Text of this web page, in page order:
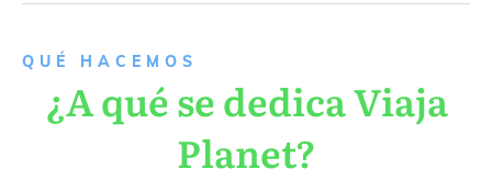
QUÉ HACEMOS
¿A qué se dedica Viaja
Planet?